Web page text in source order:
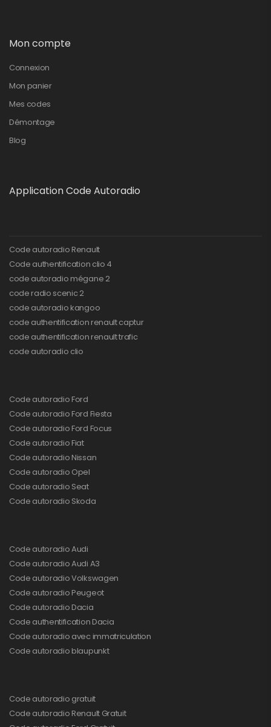
Mon compte
Connexion
Mon panier
Mes codes
Démontage
Blog
Application Code Autoradio
Code autoradio Renault
Code authentification clio 4
code autoradio mégane 2
code radio scenic 2
code autoradio kangoo
code authentification renault captur
code authentification renault trafic
code autoradio clio
Code autoradio Ford
Code autoradio Ford Fiesta
Code autoradio Ford Focus
Code autoradio Fiat
Code autoradio Nissan
Code autoradio Opel
Code autoradio Seat
Code autoradio Skoda
Code autoradio Audi
Code autoradio Audi A3
Code autoradio Volkswagen
Code autoradio Peugeot
Code autoradio Dacia
Code authentification Dacia
Code autoradio avec immatriculation
Code autoradio blaupunkt
Code autoradio gratuit
Code autoradio Renault Gratuit